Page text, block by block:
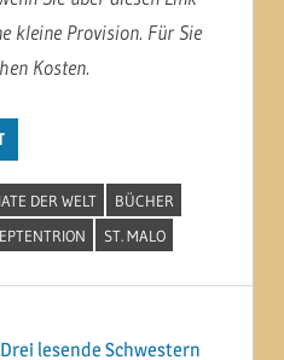
kleine Provision. Für Sie
Kosten.
DER WELT
BÜCHER
ST. MALO
lesende Schwestern